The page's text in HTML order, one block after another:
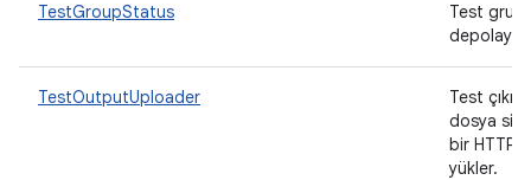
TestGroupStatus
Test
TestOutputUploader
Test
dosya
bir
yükler.